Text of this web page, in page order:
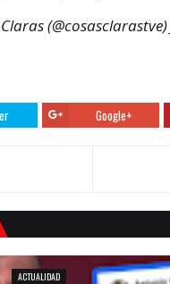
(@cosasclarastve)
Google+
ACTUALIDAD